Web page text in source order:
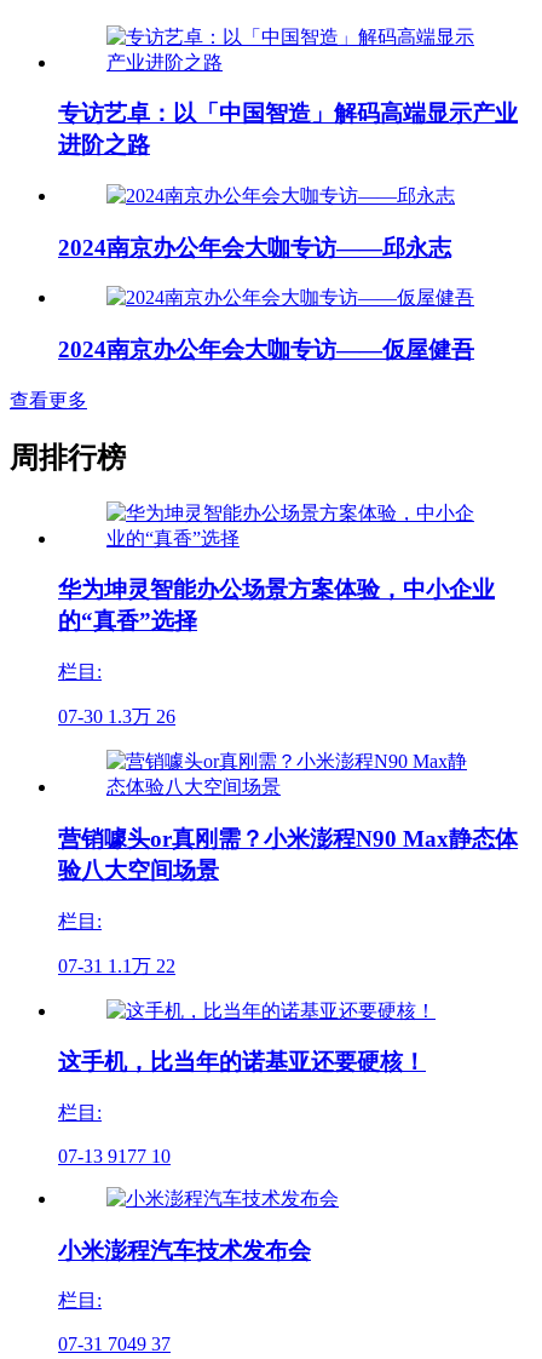
专访艺卓：以「中国智造」解码高端显示产业
进阶之路
2024南京办公年会大咖专访——邱永志
2024南京办公年会大咖专访——仮屋健吾
查看更多
周排行榜
华为坤灵智能办公场景方案体验，中小企业
的“真香”选择
栏目:
07-30 1.3万 26
营销噱头or真刚需？小米澎程N90 Max静态体
验八大空间场景
栏目:
07-31 1.1万 22
这手机，比当年的诺基亚还要硬核！
栏目:
07-13 9177 10
小米澎程汽车技术发布会
栏目:
07-31 7049 37